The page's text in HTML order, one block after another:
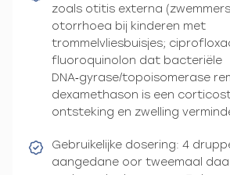
zoals otitis externa
otorrhoea bij kinderen met
trommelvliesbuisjes;
fluoroquinolon dat bacteriële
DNA‑gyrase/topoisomerase
dexamethason is een
ontsteking en zwelling
Gebruikelijke dosering: 4
aangedane oor tweemaal